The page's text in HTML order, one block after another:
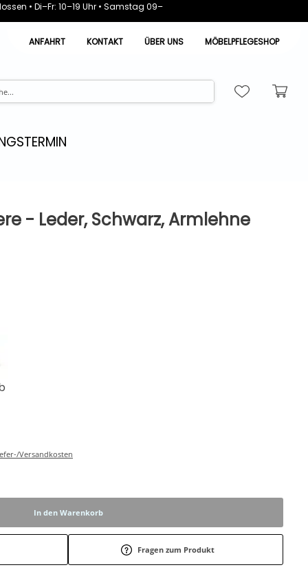
• Di–Fr: 10–19 Uhr • Samstag 09–
ANFAHRT
KONTAKT ÜBER UNS MÖBELPFLEGESHOP
- Leder, Schwarz, Armlehne
Versandkosten
In den Warenkorb
Fragen zum Produkt